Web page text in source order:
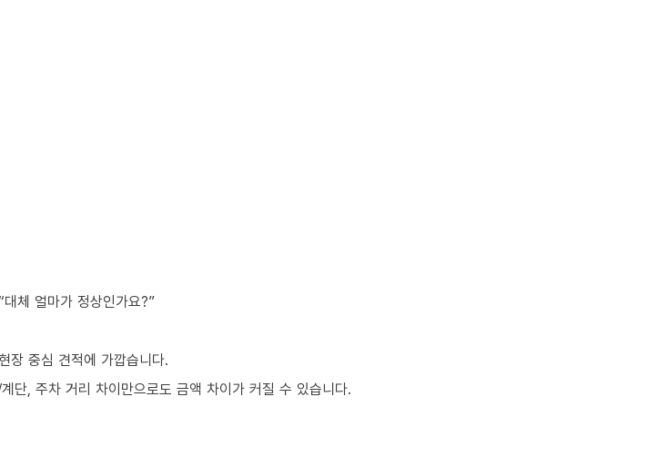
체 얼마가 정상인가요?”
장 중심 견적에 가깝습니다.
단, 주차 거리 차이만으로도 금액 차이가 커질 수 있습니다.